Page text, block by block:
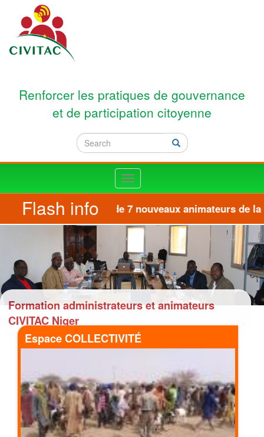
Skip to main content
Renforcer les pratiques de gouvernance
et de participation citoyenne
Search Search
Toggle
navigation
Flash info
Formation de 7 nouveaux animateurs de la
Formation administrateurs et animateurs
CIVITAC Niger
Espace COLLECTIVITÉ